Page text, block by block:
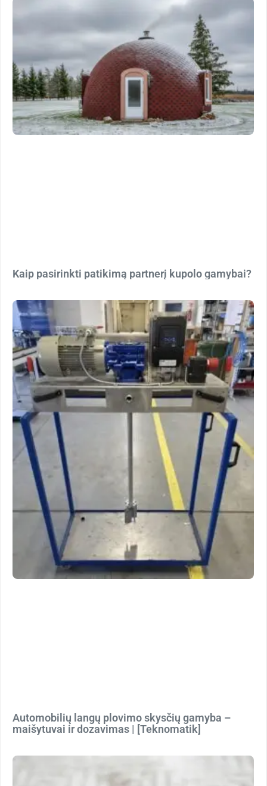
Kaip pasirinkti patikimą partnerį kupolo gamybai?
Automobilių langų plovimo skysčių gamyba –
maišytuvai ir dozavimas | [Teknomatik]